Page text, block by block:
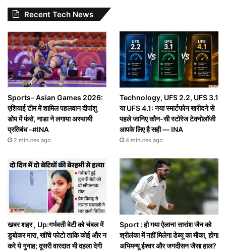
Recent Tech News
Sports- Asian Games 2026:
एशियाई टीम में शामिल पहलवान दीपांशु
डोप में फंसे, नाडा ने लगाया अस्थायी
प्रतिबंध -#INA
2 minutes ago
Technology, UFS 2.2, UFS 3.1
या UFS 4.1: नया स्मार्टफोन खरीदने से
पहले जानिए कौन-सी स्टोरेज टेक्नोलॉजी
आपके लिए है सही — INA
4 minutes ago
खबर शहर , Up:गर्भवती बेटी को चंबल में
डुबोकर मारा, खींचे फोटो ताकि कोई और न
करे ये गुनाह; दूसरी वारदात भी दहला देगी
Sport : हो गया ऐलान! सारांश जैन को
श्रीलंका में नहीं मिलेगा डेब्यू का मौका, होगा
अभिमन्यू ईश्वर और जगदीसन जैसा हाल?